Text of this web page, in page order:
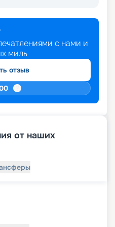
с нами и
миль
отзыв
от наших